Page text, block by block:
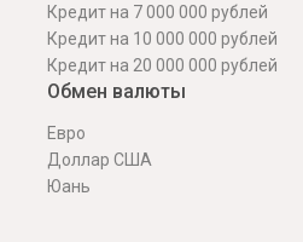
Кредит на 7 000 000 рублей
Кредит на 10 000 000 рублей
Кредит на 20 000 000 рублей
Обмен валюты
Евро
Доллар США
Юань